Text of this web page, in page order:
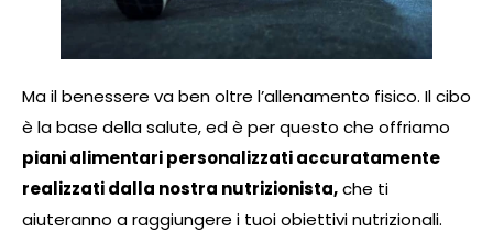
Ma il benessere va ben oltre l’allenamento fisico. Il cibo
è la base della salute, ed è per questo che offriamo
piani alimentari personalizzati accuratamente
realizzati dalla nostra nutrizionista,che ti
aiuteranno a raggiungere i tuoi obiettivi nutrizionali.